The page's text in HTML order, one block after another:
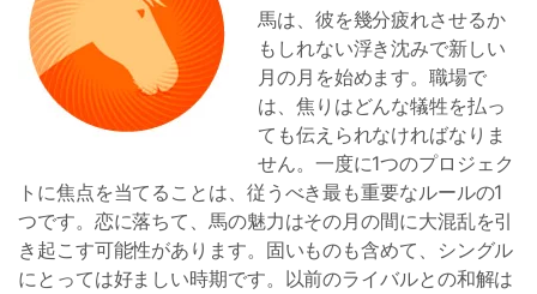
馬は、彼を幾分疲れさせるか
もしれない浮き沈みで新しい
月の月を始めます。職場で
は、焦りはどんな犠牲を払っ
ても伝えられなければなりま
せん。一度に1つのプロジェク
トに焦点を当てることは、従うべき最も重要なルールの1
つです。恋に落ちて、馬の魅力はその月の間に大混乱を引
き起こす可能性があります。固いものも含めて、シングル
にとっては好ましい時期です。以前のライバルとの和解は